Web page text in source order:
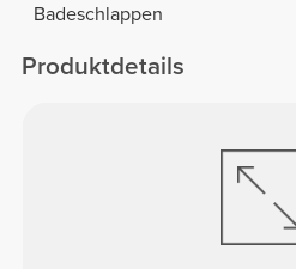
Badeschlappen
Produktdetails